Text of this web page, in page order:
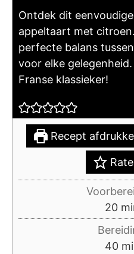
Ontdek dit
appeltaart met
perfecte balans
voor elke
Franse klassieker!
Recept
20
40